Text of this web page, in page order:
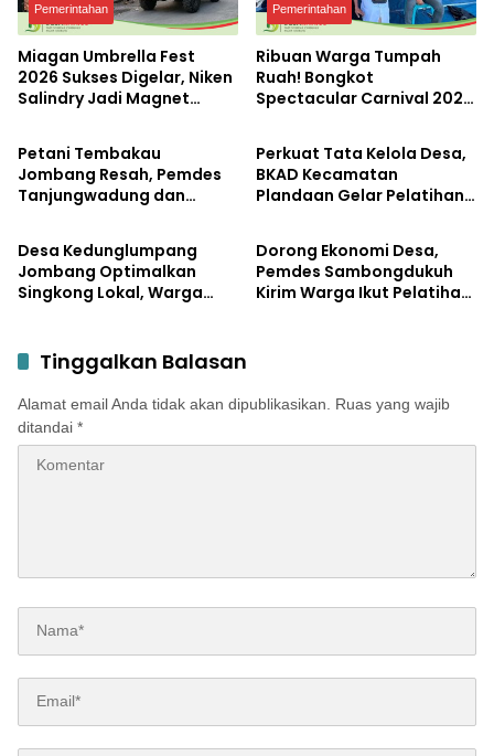
Pemerintahan
Miagan Umbrella Fest
2026 Sukses Digelar, Niken
Salindry Jadi Magnet
Pemerintahan
Ribuan Warga Tumpah
Ruah! Bongkot
Spectacular Carnival 2026
Pemerintahan
Petani Tembakau
Jombang Resah, Pemdes
Tanjungwadung dan
Pemerintahan
Perkuat Tata Kelola Desa,
BKAD Kecamatan
Plandaan Gelar Pelatihan
Pemerintahan
Desa Kedunglumpang
Jombang Optimalkan
Singkong Lokal, Warga
Pemerintahan
Dorong Ekonomi Desa,
Pemdes Sambongdukuh
Kirim Warga Ikut Pelatihan
Tinggalkan Balasan
Alamat email Anda tidak akan dipublikasikan.
Ruas yang wajib
ditandai *